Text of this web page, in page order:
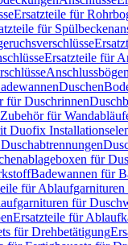
Ersatzteile für
für
Ersatzteile für
Anschlussbögen
Duschen
für Duschrinnen
Zubehör für
Duofix
für
Badewannen für
für
für
Ersatzteile für
für Drehbetätigung